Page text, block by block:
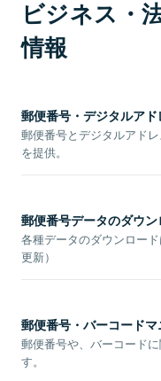
ビジネス・
情報
郵便番号・デジタルア
郵便番号とデジタルアド
を提供。
郵便番号データのダウン
各種データのダウンロー
更新）
郵便番号・バーコード
郵便番号や、バーコード
す。